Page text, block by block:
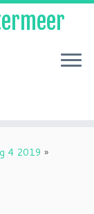
4 2019 »